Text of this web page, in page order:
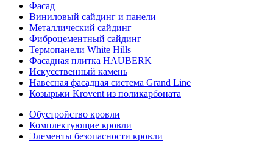
Фасад
Виниловый сайдинг и панели
Металлический сайдинг
Фиброцементный сайдинг
Термопанели White Hills
Фасадная плитка HAUBERK
Искусственный камень
Навесная фасадная система Grand Line
Козырьки Krovent из поликарбоната
Обустройство кровли
Комплектующие кровли
Элементы безопасности кровли